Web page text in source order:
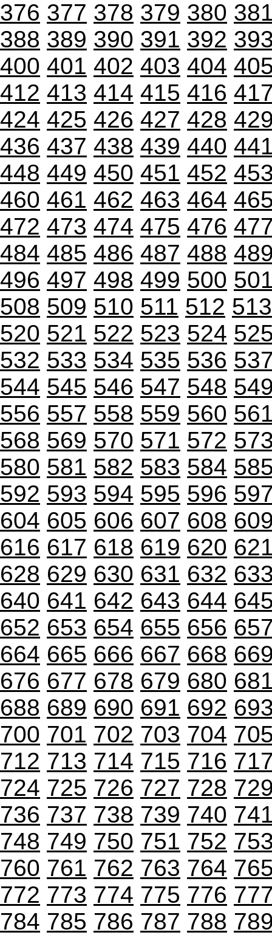
376 377 378 379 380
388 389 390 391 392
400 401 402 403 404
412 413 414 415 416
424 425 426 427 428
436 437 438 439 440
448 449 450 451 452
460 461 462 463 464
472 473 474 475 476
484 485 486 487 488
496 497 498 499 500
508 509 510 511 512 513
520 521 522 523 524
532 533 534 535 536
544 545 546 547 548
556 557 558 559 560
568 569 570 571 572
580 581 582 583 584
592 593 594 595 596
604 605 606 607 608
616 617 618 619 620
628 629 630 631 632
640 641 642 643 644
652 653 654 655 656
664 665 666 667 668
676 677 678 679 680
688 689 690 691 692
700 701 702 703 704
712 713 714 715 716
724 725 726 727 728
736 737 738 739 740
748 749 750 751 752
760 761 762 763 764
772 773 774 775 776
784 785 786 787 788